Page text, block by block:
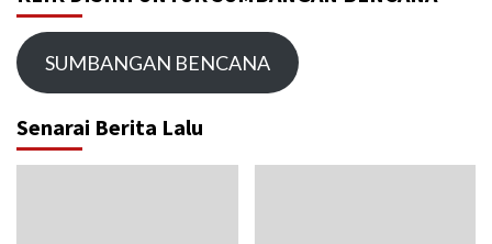
SUMBANGAN BENCANA
Senarai Berita Lalu